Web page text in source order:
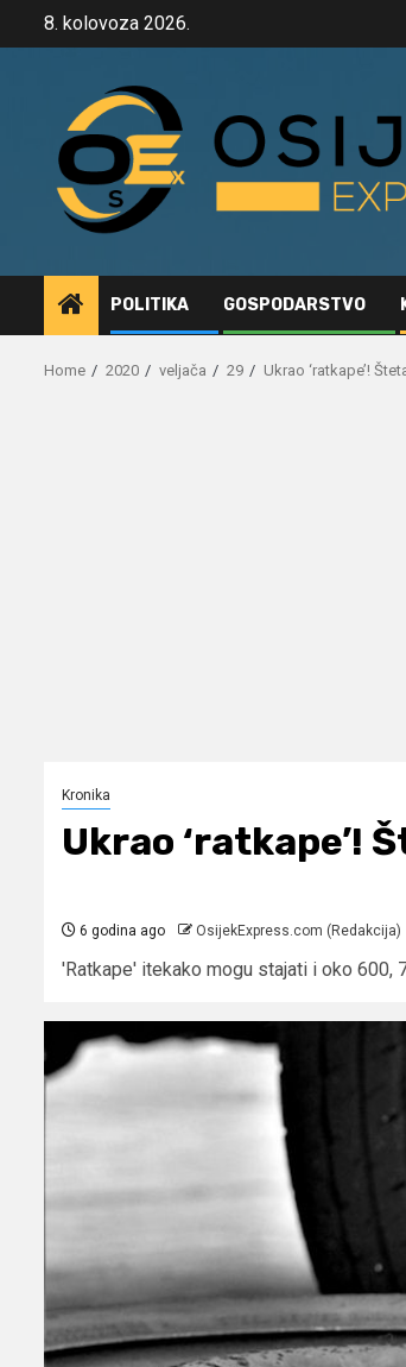
8. kolovoza 2026.
POLITIKA GOSPODARSTVO
Home 2020 veljača 29 Ukrao ‘ratkape’!
Kronika
Ukrao ‘ratkape’!
6 godina ago OsijekExpress.com (Redakcija)
'Ratkape' itekako mogu stajati i oko 600,